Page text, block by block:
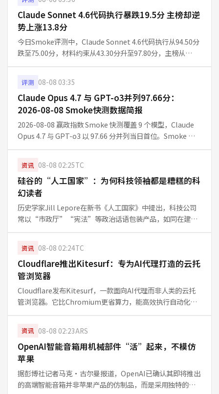
Claude Sonnet 4.6代码执行暴跌19.5分 主榜却逆
势上涨13.8分
今日Smoke评测中，Claude Sonnet 4.6代码执行从94.50分
跌至75.00分，材料约束从43.30分升至97.80分，主榜从
评测 08-08 03:35
Claude Opus 4.7 与 GPT-o3并列97.66分：
2026-08-08 Smoke快测数据简报
2026-08-08 赢政指数 Smoke 快测覆盖 9 个模型，Claude
Opus 4.7 与 GPT-o3 以 97.66 分并列当日首位。Smoke 为
资讯 08-08 02:25TC
硅谷的“人工国家”：为何科技领袖都是糟糕的科
幻读者
历史学家Jill Lepore在新书《人工国家》中提出，科技公司
常以“市政厅”“宪法”等政治话语包装产品，如同在建立
资讯 08-08 02:24TC
Cloudflare推出Kitesurf：专为AI代理打造的云托
管浏览器
Cloudflare发布Kitesurf，一款面向AI代理而非人类的云托
管浏览器。它比Chromium更省算力，能高效执行自动化任
资讯 08-08 02:23ARS
OpenAI智能音箱用机械部件“活”起来，不模仿
苹果
据彭博社记者马克·古尔曼报道，OpenAI已确认其即将推出
的高端智能音箱并非苹果产品的仿制品，而是采用独特的机